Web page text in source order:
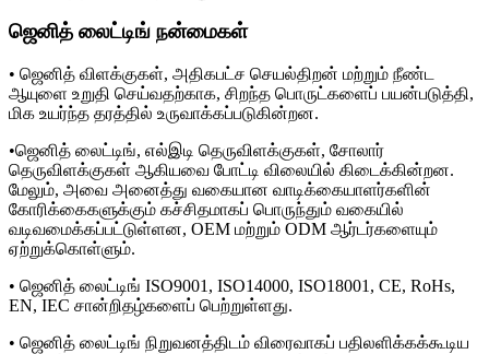
ஜெனித் லைட்டிங் நன்மைகள்
• ஜெனித் விளக்குகள், அதிகபட்ச செயல்திறன் மற்றும் நீண்ட
ஆயுளை உறுதி செய்வதற்காக, சிறந்த பொருட்களைப் பயன்படுத்தி,
மிக உயர்ந்த தரத்தில் உருவாக்கப்படுகின்றன.
•ஜெனித் லைட்டிங், எல்இடி தெருவிளக்குகள், சோலார்
தெருவிளக்குகள் ஆகியவை போட்டி விலையில் கிடைக்கின்றன.
மேலும், அவை அனைத்து வகையான வாடிக்கையாளர்களின்
கோரிக்கைகளுக்கும் கச்சிதமாகப் பொருந்தும் வகையில்
வடிவமைக்கப்பட்டுள்ளன, OEM மற்றும் ODM ஆர்டர்களையும்
ஏற்றுக்கொள்ளும்.
• ஜெனித் லைட்டிங் ISO9001, ISO14000, ISO18001, CE, RoHs,
EN, IEC சான்றிதழ்களைப் பெற்றுள்ளது.
• ஜெனித் லைட்டிங் நிறுவனத்திடம் விரைவாகப் பதிலளிக்கக்கூடிய